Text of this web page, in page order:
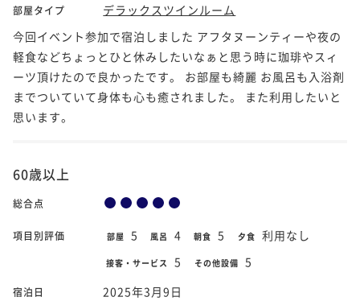
部屋タイプ
デラックスツインルーム
今回イベント参加で宿泊しました アフタヌーンティーや夜の
軽食などちょっとひと休みしたいなぁと思う時に珈琲やスィ
ーツ頂けたので良かったです。 お部屋も綺麗 お風呂も入浴剤
までついていて身体も心も癒されました。 また利用したいと
思います。
60歳以上
総合点
項目別評価 部屋 5 風呂 4 朝食 5 夕食 利用なし
接客・サービス 5 その他設備 5
宿泊日 2025年3月9日